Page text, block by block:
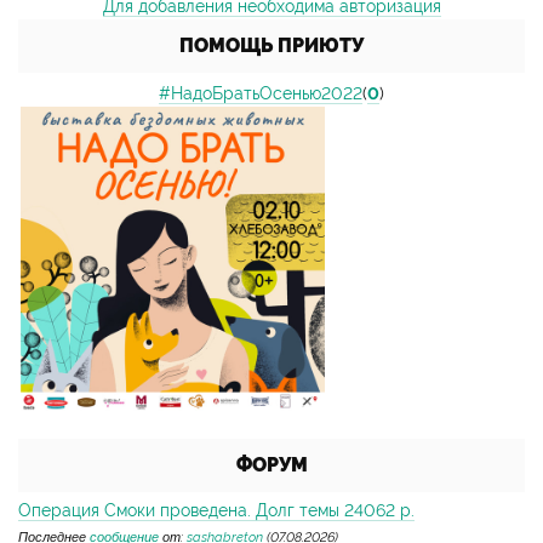
Для добавления необходима авторизация
ПОМОЩЬ ПРИЮТУ
#НадоБратьОсенью2022(0)
ФОРУМ
Операция Смоки проведена. Долг темы 24062 р.
Последнее сообщение от: sashabreton (07.08.2026)